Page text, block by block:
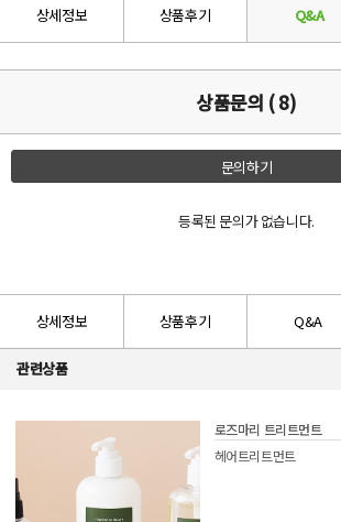
상세정보 상품후기 Q&A
상품문의 ( 8)
문의하기
등록된 문의가 없습니다.
상세정보 상품후기 Q&A
관련상품
로즈마리 트리트먼트
헤어트리트먼트